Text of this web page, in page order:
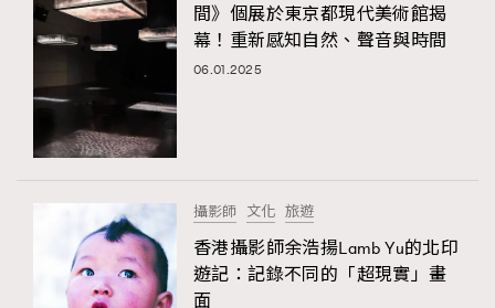
間》個展於東京都現代美術館揭
幕！重新感知自然、聲音與時間
06.01.2025
攝影師 文化 旅遊
香港攝影師余浩揚Lamb Yu的北印
遊記：記錄不同的「超現實」畫
面